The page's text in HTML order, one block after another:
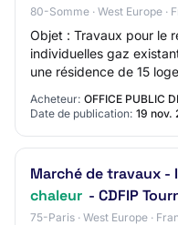
80-Somme · West Europe ·
Objet : Travaux pour le
individuelles gaz
une résidence de 15
Acheteur: OFFICE PUBLIC
Date de publication: 19 nov.
Marché de travaux
chaleur - CDFIP
75-Paris · West Europe ·